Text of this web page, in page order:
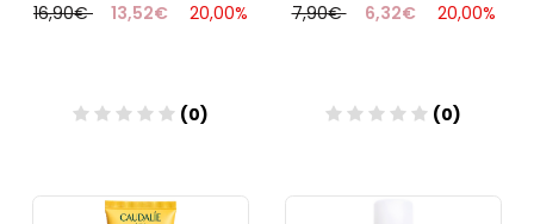
16,90€ 13,52€ 20,00%
(0)
Añadir
7,90€ 6,32€ 20,00%
(0)